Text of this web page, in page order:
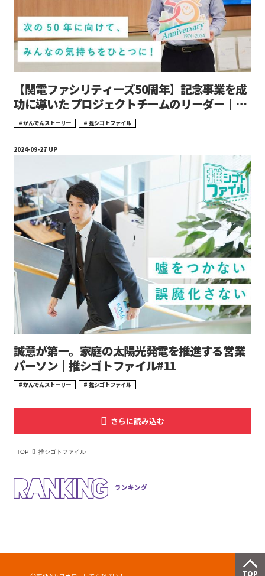
【関電ファシリティーズ50周年】記念事業を成
功に導いた プロジェクトチームのリーダー｜推
シゴトファイル#12
かんでんストーリー 推シゴトファイル
誠意が第一。家庭の太陽光発電を推進する営業
パーソン｜推シゴトファイル#11
かんでんストーリー 推シゴトファイル
TOP 推シゴトファイル
ランキング